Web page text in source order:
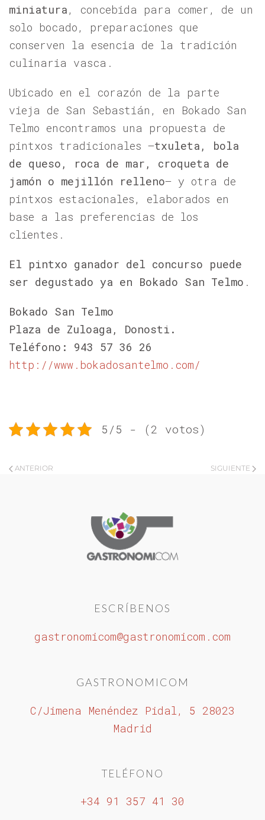
miniatura, concebida para comer, de un
solo bocado, preparaciones que
conserven la esencia de la tradición
culinaria vasca.
Ubicado en el corazón de la parte
vieja de San Sebastián, en Bokado San
Telmo encontramos una propuesta de
pintxos tradicionales –txuleta, bola
de queso, roca de mar, croqueta de
jamón o mejillón relleno– y otra de
pintxos estacionales, elaborados en
base a las preferencias de los
clientes.
El pintxo ganador del concurso puede
ser degustado ya en Bokado San Telmo .
Bokado San Telmo
Plaza de Zuloaga, Donosti.
Teléfono: 943 57 36 26
http://www.bokadosantelmo.com/
5/5 - (2 votos)
ANTERIOR SIGUIENTE
ESCRÍBENOS
gastronomicom@gastronomicom.com
GASTRONOMICOM
C/Jimena Menéndez Pidal, 5 28023
Madrid
TELÉFONO
+34 91 357 41 30